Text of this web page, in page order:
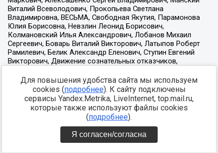
Для повышения удобства сайта мы используем
cookies (подробнее). К сайту подключены
сервисы Yandex.Metrika, LiveInternet, top.mail.ru,
которые также используют файлы cookies
(подробнее).
Я согласен/согласна